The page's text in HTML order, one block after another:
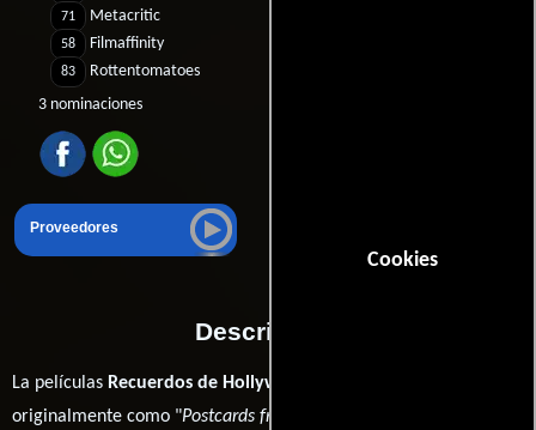
Cookies
71 Metacritic
58 Filmaffinity
83
Rottentomatoes
3 nominaciones
Proveedores
Descripción
La películas Recuerdos de Hollywood
originalmente como "Postcards from the Edge